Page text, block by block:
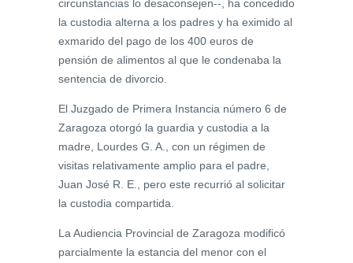
circunstancias lo desaconsejen--, ha concedido
la custodia alterna a los padres y ha eximido al
exmarido del pago de los 400 euros de
pensión de alimentos al que le condenaba la
sentencia de divorcio.
El Juzgado de Primera Instancia número 6 de
Zaragoza otorgó la guardia y custodia a la
madre, Lourdes G. A., con un régimen de
visitas relativamente amplio para el padre,
Juan José R. E., pero este recurrió al solicitar
la custodia compartida.
La Audiencia Provincial de Zaragoza modificó
parcialmente la estancia del menor con el